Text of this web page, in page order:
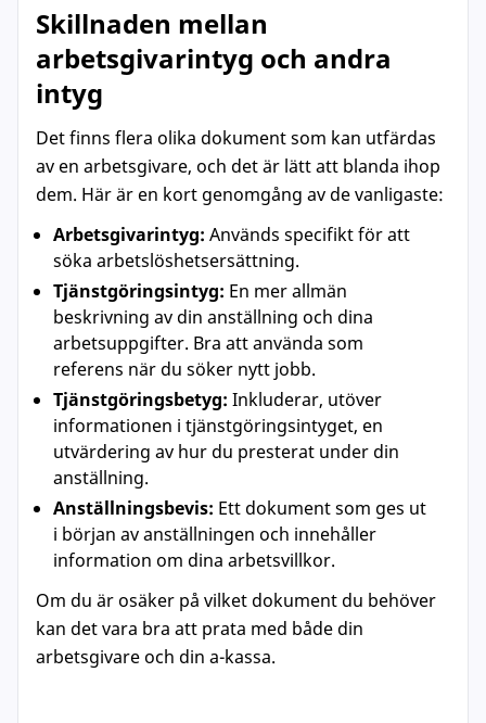
Skillnaden mellan
arbetsgivarintyg och andra
intyg
Det finns flera olika dokument som kan utfärdas
av en arbetsgivare, och det är lätt att blanda ihop
dem. Här är en kort genomgång av de vanligaste:
Arbetsgivarintyg: Används specifikt för att
söka arbetslöshetsersättning.
Tjänstgöringsintyg: En mer allmän
beskrivning av din anställning och dina
arbetsuppgifter. Bra att använda som
referens när du söker nytt jobb.
Tjänstgöringsbetyg: Inkluderar, utöver
informationen i tjänstgöringsintyget, en
utvärdering av hur du presterat under din
anställning.
Anställningsbevis: Ett dokument som ges ut
i början av anställningen och innehåller
information om dina arbetsvillkor.
Om du är osäker på vilket dokument du behöver
kan det vara bra att prata med både din
arbetsgivare och din a-kassa.